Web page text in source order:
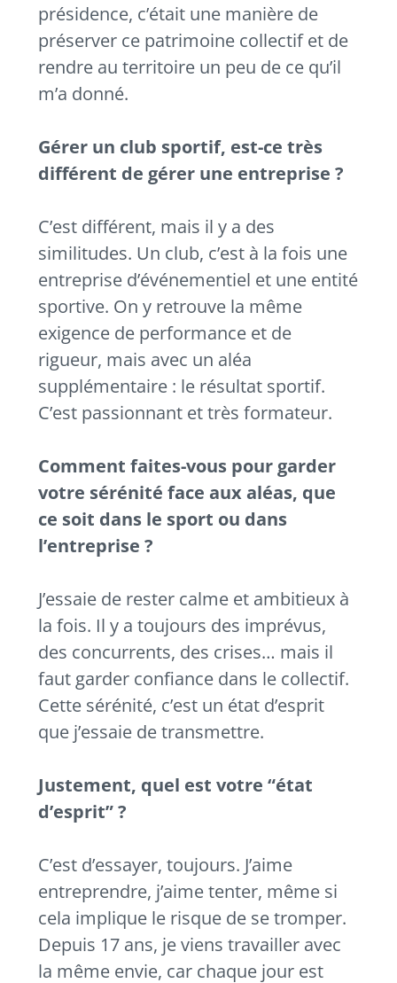
présidence, c’était une manière de
préserver ce patrimoine collectif et de
rendre au territoire un peu de ce qu’il
m’a donné.
Gérer un club sportif, est-ce très
différent de gérer une entreprise ?
C’est différent, mais il y a des
similitudes. Un club, c’est à la fois une
entreprise d’événementiel et une entité
sportive. On y retrouve la même
exigence de performance et de
rigueur, mais avec un aléa
supplémentaire : le résultat sportif.
C’est passionnant et très formateur.
Comment faites-vous pour garder
votre sérénité face aux aléas, que
ce soit dans le sport ou dans
l’entreprise ?
J’essaie de rester calme et ambitieux à
la fois. Il y a toujours des imprévus,
des concurrents, des crises… mais il
faut garder confiance dans le collectif.
Cette sérénité, c’est un état d’esprit
que j’essaie de transmettre.
Justement, quel est votre “état
d’esprit” ?
C’est d’essayer, toujours. J’aime
entreprendre, j’aime tenter, même si
cela implique le risque de se tromper.
Depuis 17 ans, je viens travailler avec
la même envie, car chaque jour est